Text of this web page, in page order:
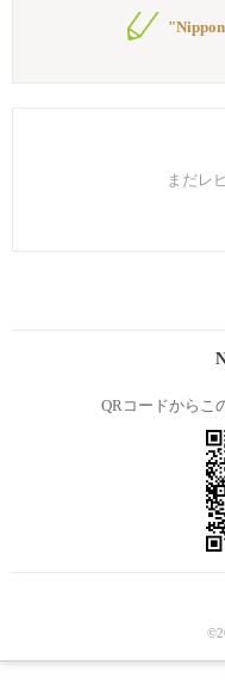
まだレ
QRコードからこ